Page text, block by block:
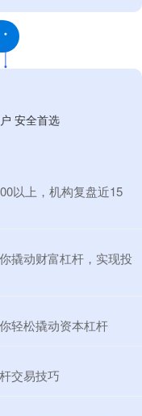
安全首选
以上，机构复盘近15
撬动财富杠杆，实现投
轻松撬动资本杠杆
交易技巧